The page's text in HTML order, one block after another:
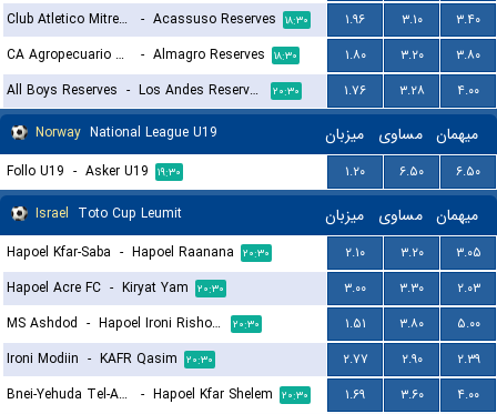
Club Atletico Mitre Reserves
- Acassuso Reserves ۱۸:۳۰ ۱.۹۶ ۳.۱۰
۳.۴۰
CA Agropecuario Reserves
- Almagro Reserves ۱۸:۳۰ ۱.۸۰ ۳.۲۰
۳.۸۰
All Boys Reserves - Los Andes Reserves ۲۰:۳۰ ۱.۷۶ ۳.۲۸
۴.۰۰
Norway National League U19 میزبان مساوی میهمان
Follo U19 - Asker U19 ۱۹:۳۰ ۱.۲۰ ۶.۵۰
۶.۵۰
Israel Toto Cup Leumit میزبان مساوی میهمان
Hapoel Kfar-Saba - Hapoel Raanana ۲۰:۳۰ ۲.۱۰ ۳.۲۰
۳.۰۵
Hapoel Acre FC - Kiryat Yam ۲۰:۳۰ ۳.۰۰ ۳.۳۰
۲.۰۳
MS Ashdod - Hapoel Ironi Rishon Lezion ۲۰:۳۰ ۱.۵۱ ۳.۸۰
۵.۰۰
Ironi Modiin - KAFR Qasim ۲۰:۳۰ ۲.۷۷ ۲.۹۰
۲.۳۹
Bnei-Yehuda Tel-Aviv
- Hapoel Kfar Shelem ۲۰:۳۰ ۱.۶۹ ۳.۶۰
۴.۰۰